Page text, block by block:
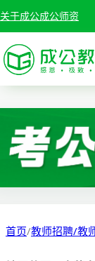
关于成公成公师资
首页/教师招聘/教